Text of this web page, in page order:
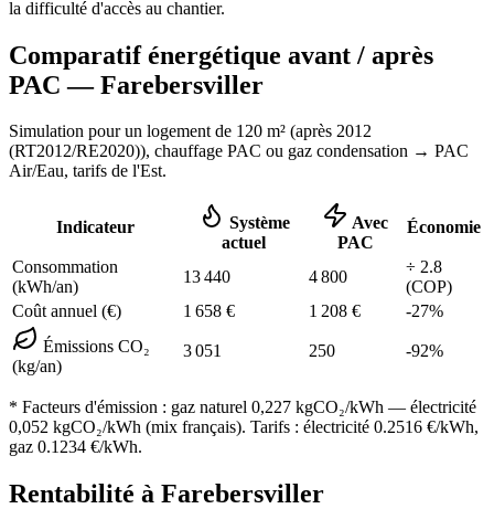
la difficulté d'accès au chantier.
Comparatif énergétique avant / après
PAC —Farebersviller
Simulation pour un logement de 120 m² (après 2012
(RT2012/RE2020)), chauffage PAC ou gaz condensation → PAC
Air/Eau, tarifs de l'Est.
Indicateur
Système
actuel
Avec
PAC
Économie
Consommation
(kWh/an)
13 440 4 800
÷ 2.8
(COP)
Coût annuel (€)
1 658 € 1 208 € -27%
Émissions CO₂
(kg/an)
3 051 250 -92%
* Facteurs d'émission : gaz naturel 0,227 kgCO₂/kWh — électricité
0,052 kgCO₂/kWh (mix français). Tarifs : électricité 0.2516 €/kWh,
gaz 0.1234 €/kWh.
Rentabilité à Farebersviller